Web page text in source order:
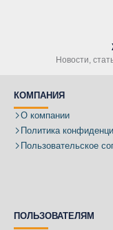
Новости,
КОМПАНИЯ
О компании
Политика
Пользовательское
ПОЛЬЗОВАТЕЛЯМ